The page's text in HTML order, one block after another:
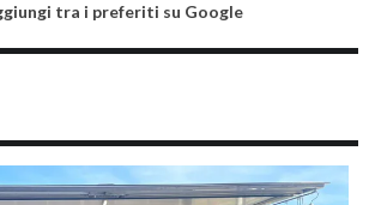
tra i preferiti su Google